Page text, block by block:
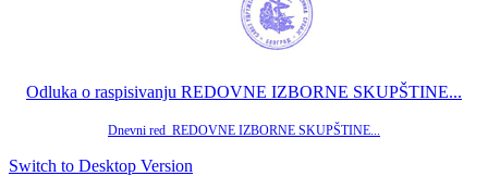
Odluka o raspisivanju REDOVNE IZBORNE SKUPŠTINE...
Dnevni red REDOVNE IZBORNE SKUPŠTINE...
Switch to Desktop Version